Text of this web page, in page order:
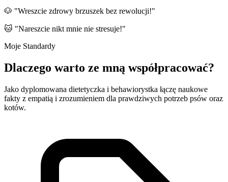
🐶 "Wreszcie zdrowy brzuszek bez rewolucji!"
🐱 "Nareszcie nikt mnie nie stresuje!"
Moje Standardy
Dlaczego warto ze mną współpracować?
Jako dyplomowana dietetyczka i behawiorystka łączę naukowe
fakty z empatią i zrozumieniem dla prawdziwych potrzeb psów oraz
kotów.